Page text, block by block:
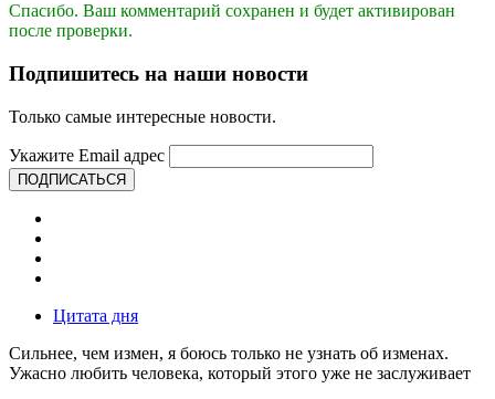
Спасибо. Ваш комментарий сохранен и будет активирован
после проверки.
Подпишитесь на наши новости
Только самые интересные новости.
Укажите Email адрес
ПОДПИСАТЬСЯ
Цитата дня
Сильнее, чем измен, я боюсь только не узнать об изменах.
Ужасно любить человека, который этого уже не заслуживает